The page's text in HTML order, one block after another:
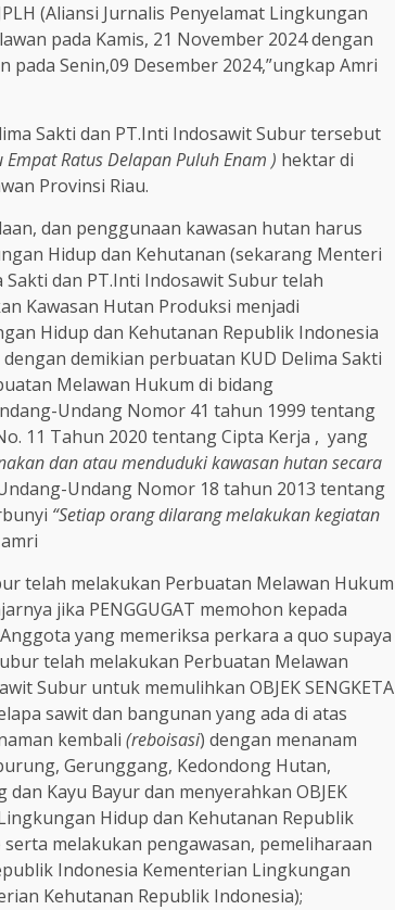
(Aliansi Jurnalis Penyelamat Lingkungan
pada Kamis, 21 November 2024 dengan
pada Senin,09 Desember 2024,”ungkap Amri
Sakti dan PT.Inti Indosawit Subur tersebut
Empat Ratus Delapan Puluh Enam ) hektar di
Provinsi Riau.
dan penggunaan kawasan hutan harus
Hidup dan Kehutanan (sekarang Menteri
dan PT.Inti Indosawit Subur telah
Kawasan Hutan Produksi menjadi
Hidup dan Kehutanan Republik Indonesia
demikian perbuatan KUD Delima Sakti
Melawan Hukum di bidang
Undang Nomor 41 tahun 1999 tentang
11 Tahun 2020 tentang Cipta Kerja , yang
dan atau menduduki kawasan hutan secara
Undang Nomor 18 tahun 2013 tentang
“Setiap orang dilarang melakukan kegiatan
telah melakukan Perbuatan Melawan Hukum
jika PENGGUGAT memohon kepada
yang memeriksa perkara a quo supaya
telah melakukan Perbuatan Melawan
Subur untuk memulihkan OBJEK SENGKETA
sawit dan bangunan yang ada di atas
kembali (reboisasi) dengan menanam
Gerunggang, Kedondong Hutan,
Kayu Bayur dan menyerahkan OBJEK
Hidup dan Kehutanan Republik
melakukan pengawasan, pemeliharaan
Indonesia Kementerian Lingkungan
Kehutanan Republik Indonesia);